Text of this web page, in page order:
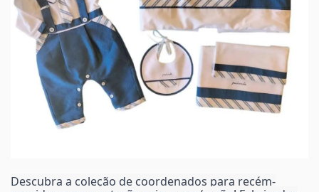
Descubra a coleção de coordenados para recém-